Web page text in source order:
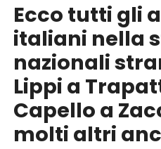
Ecco tutti gli
italiani nella
nazionali
Lippi a
Capello a
molti altri